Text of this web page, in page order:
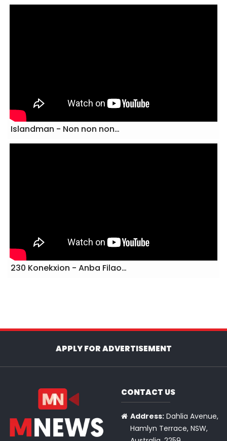
Islandman - Non non non…
230 Konekxion - Anba Filao…
APPLY FOR ADVERTISEMENT
CONTACT US
Address: Dahlia Avenue,
Hamlyn Terrace, NSW,